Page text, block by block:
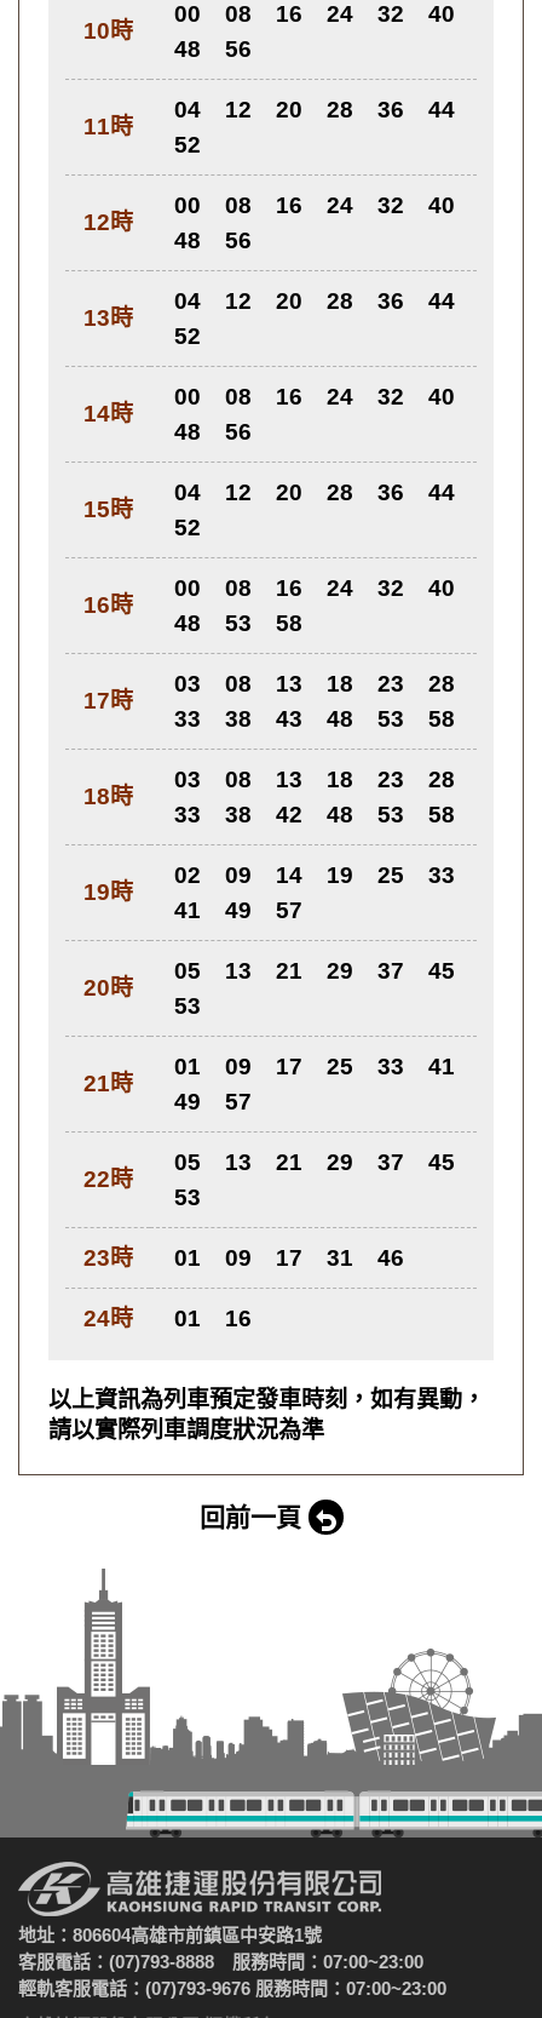
10時
00 08 16 24 32
40
48
56
11時
04 12 20 28 36
44
52
12時
00 08 16 24 32
40
48
56
13時
04 12 20 28 36
44
52
14時
00 08 16 24 32
40
48
56
15時
04 12 20 28 36
44
52
16時
00 08 16 24 32
40
48
53 58
17時
03 08 13 18 23
28
33
38 43 48 53 58
18時
03 08 13 18 23
28
33
38 42 48 53 58
19時
02 09 14 19 25
33
41
49 57
20時
05 13 21 29 37
45
53
21時
01 09 17 25 33
41
49
57
22時
05 13 21 29 37
45
53
23時 01 09 17 31 46
24時 01 16
以上資訊為列車預定發車時刻，如有異動，
請以實際列車調度狀況為準
回前一頁
地址：806604高雄市前鎮區中安路1號
客服電話：(07)793-8888 服務時間：07:00~23:00
輕軌客服電話：(07)793-9676 服務時間：07:00~23:00